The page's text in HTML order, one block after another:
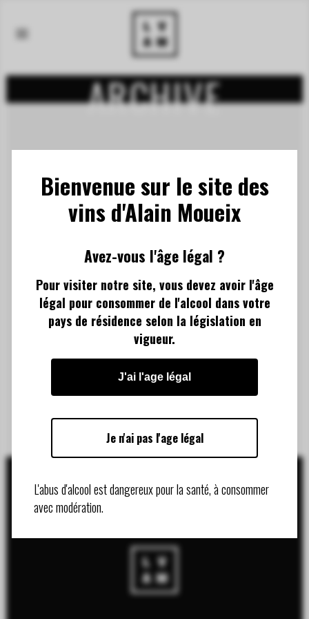
ARCHIVE
No posts were found.
Bienvenue sur le site des
vins d'Alain Moueix
Avez-vous l'âge légal ?
Pour visiter notre site, vous devez avoir l'âge
légal pour consommer de l'alcool dans votre
pays de résidence selon la législation en
vigueur.
J'ai l'age légal
Je n'ai pas l'age légal
L'abus d'alcool est dangereux pour la santé, à consommer
avec modération.